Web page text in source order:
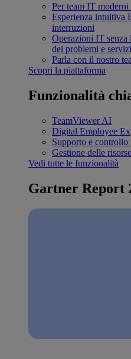
Per team IT moderni
Esperienza intuitiva
interruzioni
Operazioni IT senza
dei problemi e
Parla con il nostro
Scopri la piattaforma
Funzionalità
TeamViewer AI
Digital Employee
Supporto e controllo
Gestione delle
Vedi tutte le funzionalità
Gartner Report